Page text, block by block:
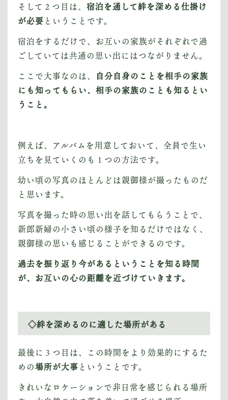
そして２つ目は、 宿泊を通して絆を深める仕掛け
が必要 ということです。
宿泊をするだけで、お互いの家族がそれぞれで過
ごしていては共通の思い出にはつながりません。
ここで大事なのは、
自分自身のことを相手の家族
にも知ってもらい、相手の家族のことも知るとい
うこと。
例えば、アルバムを用意しておいて、全員で生い
立ちを見ていくのも１つの方法です。
幼い頃の写真のほとんどは親御様が撮ったものだ
と思います。
写真を撮った時の思い出を話してもらうことで、
新郎新婦の小さい頃の様子を知るだけではなく、
親御様の思いも感じることができるのです。
過去を振り返り今があるということを知る時間
が、お互いの心の距離を近づけていきます。
◇絆を深めるのに適した場所がある
最後に３つ目は、この時間をより効果的にするた
めの場所が大事 ということです。
きれいなロケーションで非日常を感じられる場所